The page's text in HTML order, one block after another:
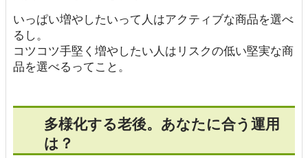
いっぱい増やしたいって人はアクティブな商品を選べ
るし。
コツコツ手堅く増やしたい人はリスクの低い堅実な商
品を選べるってこと。
多様化する老後。あなたに合う運用
は？